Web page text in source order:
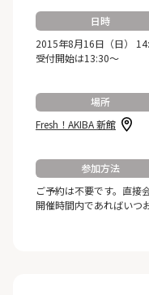
日時
2015年8月16日（日）
受付開始は13:30～
場所
Fresh！AKIBA 新館
参加方法
ご予約は不要です。直接
開催時間内であればいつ